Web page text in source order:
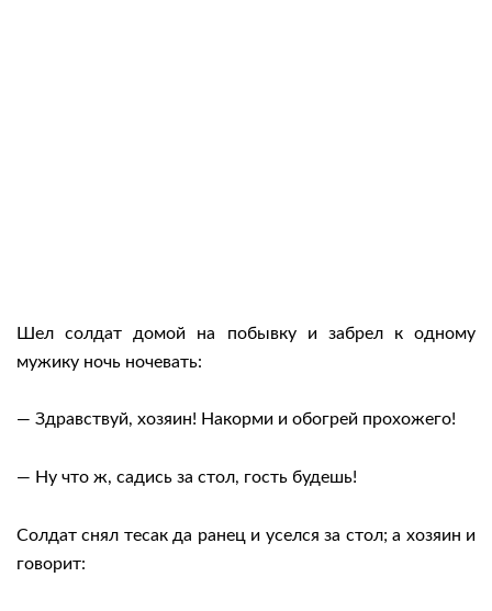
Шел солдат домой на побывку и забрел к одному
мужику ночь ночевать:
— Здравствуй, хозяин! Накорми и обогрей прохожего!
— Ну что ж, садись за стол, гость будешь!
Солдат снял тесак да ранец и уселся за стол; а хозяин и
говорит: